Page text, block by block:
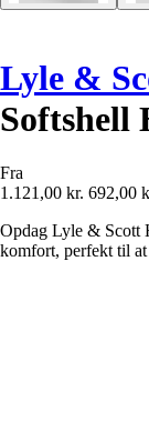
Lyle &
Softshell
Fra
1.121,00 kr. 692,00
Opdag Lyle & Scott
komfort, perfekt til